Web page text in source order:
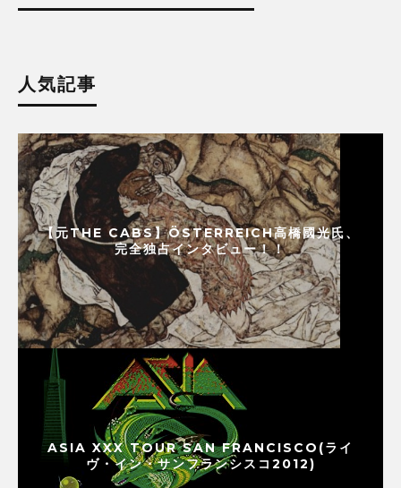
人気記事
【元THE CABS】ÖSTERREICH高橋國光氏、
完全独占インタビュー！！
ASIA XXX TOUR SAN FRANCISCO(ライ
ヴ・イン・サンフランシスコ2012)